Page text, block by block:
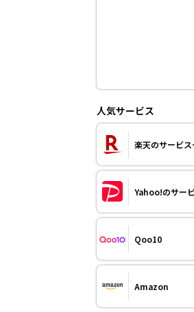
人気サービス
楽天のサービス
Yahoo!のサー
Qoo10
Amazon